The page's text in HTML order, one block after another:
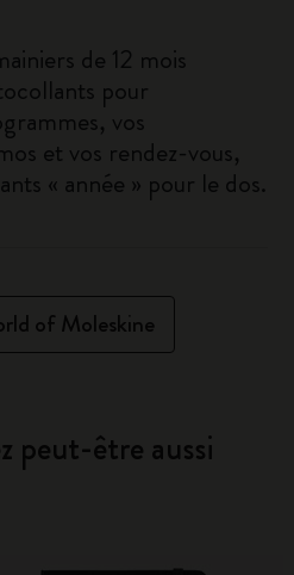
de 12 mois
pour
vos
et vos rendez-vous,
« année » pour le dos.
of Moleskine
peut-être aussi